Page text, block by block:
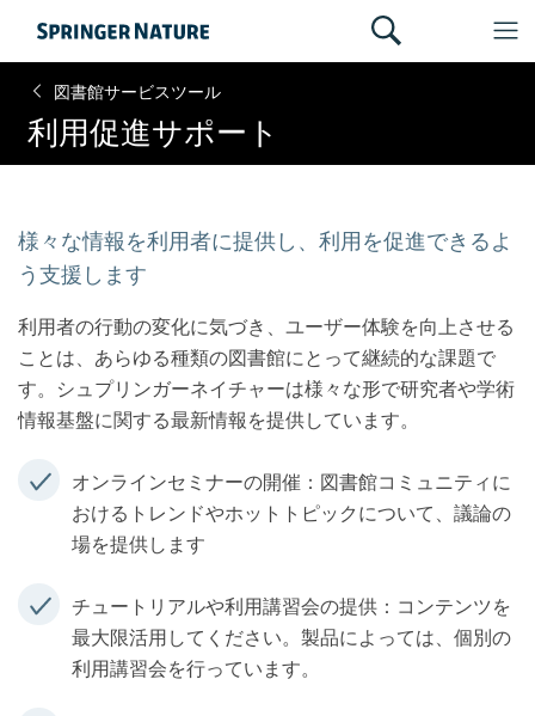
図書館サービスツール
利用促進サポート
様々な情報を利用者に提供し、利用を促進できるよ
う支援します
利用者の行動の変化に気づき、ユーザー体験を向上させる
ことは、あらゆる種類の図書館にとって継続的な課題で
す。シュプリンガーネイチャーは様々な形で研究者や学術
情報基盤に関する最新情報を提供しています。
オンラインセミナーの開催：図書館コミュニティに
おけるトレンドやホットトピックについて、議論の
場を提供します
チュートリアルや利用講習会の提供：コンテンツを
最大限活用してください。製品によっては、個別の
利用講習会を行っています。